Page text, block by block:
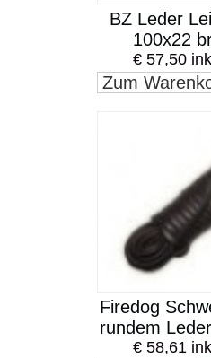
BZ Leder
100x22
€ 57,50
Zum
Firedog
rundem
€ 58,61